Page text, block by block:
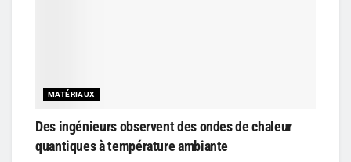
MATÉRIAUX
Des ingénieurs observent des ondes de chaleur
quantiques à température ambiante